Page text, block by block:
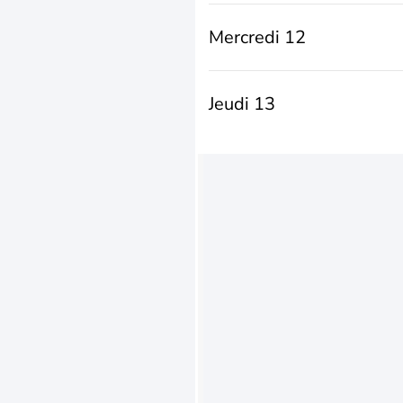
Mercredi 12
Jeudi 13